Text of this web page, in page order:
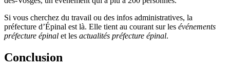
Si vous cherchez du travail ou des infos administratives, la
préfecture d’Épinal est là. Elle tient au courant sur les événements
préfecture épinal et les actualités préfecture épinal.
Conclusion